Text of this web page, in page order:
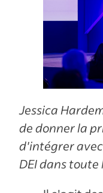
Jessica
de donner la
d'intégrer
DEI dans